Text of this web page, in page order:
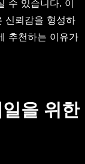
수 있습니다. 이
신뢰감을 형성하
추천하는 이유가
을 위한